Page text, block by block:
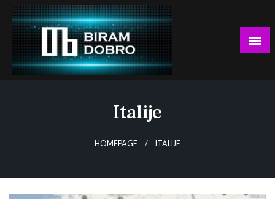
Skip
content
Italije
HOMEPAGE ITALIJE